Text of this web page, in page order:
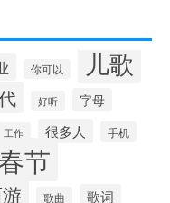
你可以 儿歌
好听
字母
工作 很多人 手机
春节
歌曲 歌词